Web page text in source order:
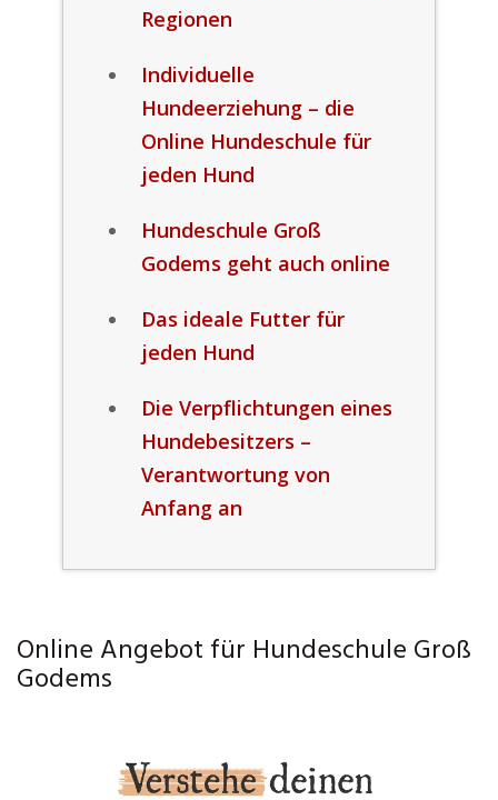
Regionen
Individuelle
Hundeerziehung – die
Online Hundeschule für
jeden Hund
Hundeschule Groß
Godems geht auch online
Das ideale Futter für
jeden Hund
Die Verpflichtungen eines
Hundebesitzers –
Verantwortung von
Anfang an
Online Angebot für Hundeschule Groß
Godems